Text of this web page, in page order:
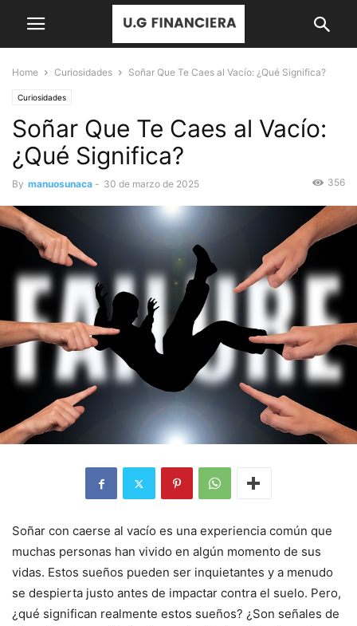
Home Curiosidades Soñar Que Te Caes al Vacío: ¿Qué Significa?
Curiosidades
Soñar Que Te Caes al Vacío:
¿Qué Significa?
By manuosunaca - 30 de marzo de 2025 356
Soñar con caerse al vacío es una experiencia común que
muchas personas han vivido en algún momento de sus
vidas. Estos sueños pueden ser inquietantes y a menudo
se despierta justo antes de impactar contra el suelo. Pero,
¿qué significan realmente estos sueños? ¿Son señales de